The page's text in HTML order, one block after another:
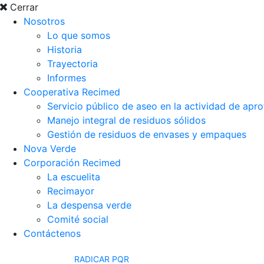
Cerrar
Nosotros
Lo que somos
Historia
Trayectoria
Informes
Cooperativa Recimed
Servicio público de aseo en la actividad de
Manejo integral de residuos sólidos
Gestión de residuos de envases y empaques
Nova Verde
Corporación Recimed
La escuelita
Recimayor
La despensa verde
Comité social
Contáctenos
RADICAR PQR